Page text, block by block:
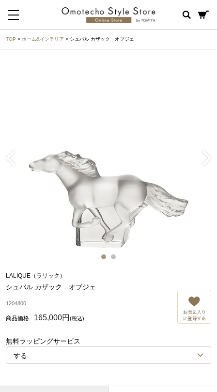
TOP > ホーム&インテリア > シュバル カザック オブジェ
LALIQUE（ラリック）
シュバル カザック オブジェ
1204800
165,000円 (税込)
無料ラッピングサービス